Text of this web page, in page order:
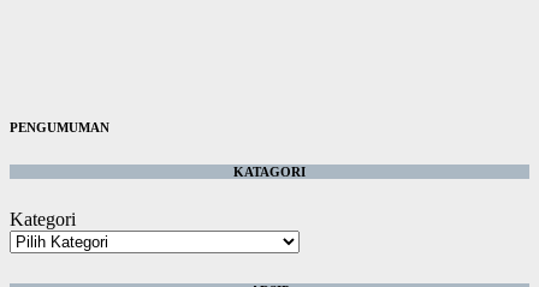
PENGUMUMAN
KATAGORI
Kategori